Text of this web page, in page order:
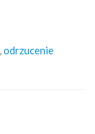
odrzucenie